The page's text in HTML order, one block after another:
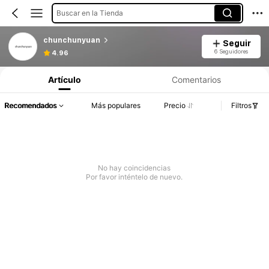
Buscar en la Tienda
chunchunyuan
4.96
Seguir
6 Seguidores
Artículo Comentarios
Recomendados Más populares Precio Filtros
No hay coincidencias
Por favor inténtelo de nuevo.